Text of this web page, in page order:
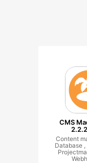
CMS
Content
Database ,